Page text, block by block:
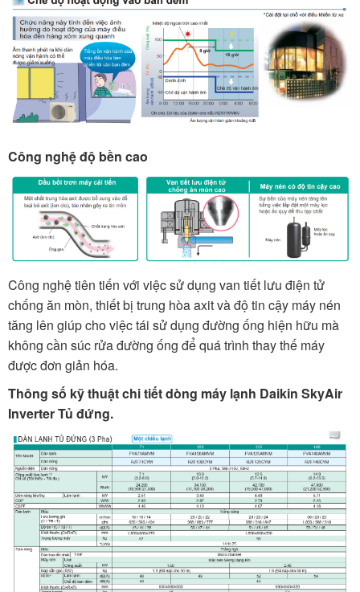
Công nghệ độ bền cao
Công nghệ tiên tiến với việc sử dụng van tiết lưu điện tử
chống ăn mòn, thiết bị trung hòa axit và độ tin cậy máy nén
tăng lên giúp cho việc tái sử dụng đường ống hiện hữu mà
không cần súc rửa đường ống để quá trình thay thế máy
được đơn giản hóa.
Thông số kỹ thuật chi tiết dòng máy lạnh Daikin SkyAir
Inverter Tủ đứng.